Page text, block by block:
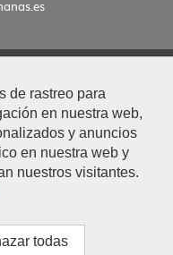
de rastreo para
en nuestra web,
y anuncios
en nuestra web y
nuestros visitantes.
todas
de Datos